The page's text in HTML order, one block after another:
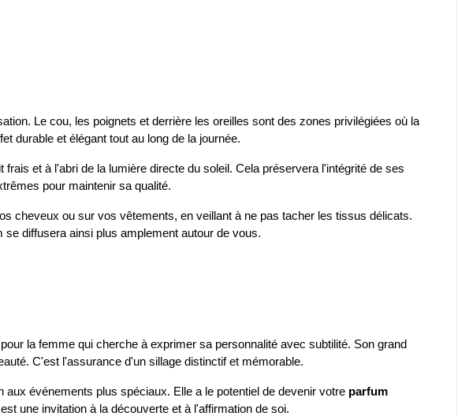
Le cou, les poignets et derrière les oreilles sont des zones privilégiées où la
durable et élégant tout au long de la journée.
et à l'abri de la lumière directe du soleil. Cela préservera l'intégrité de ses
pour maintenir sa qualité.
cheveux ou sur vos vêtements, en veillant à ne pas tacher les tissus délicats.
diffusera ainsi plus amplement autour de vous.
la femme qui cherche à exprimer sa personnalité avec subtilité. Son grand
C'est l'assurance d'un sillage distinctif et mémorable.
événements plus spéciaux. Elle a le potentiel de devenir votre parfum
une invitation à la découverte et à l'affirmation de soi.